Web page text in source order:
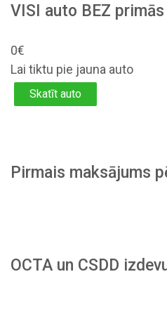
VISI auto BEZ
0€
Lai tiktu pie jauna auto
Skatīt auto
Pirmais maksājums
OCTA un CSDD